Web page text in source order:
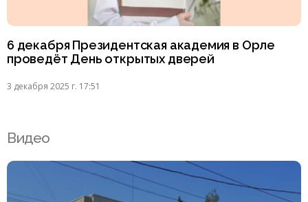
6 декабря Президентская академия в Орле
проведёт День открытых дверей
3 декабря 2025 г. 17:51
Видео